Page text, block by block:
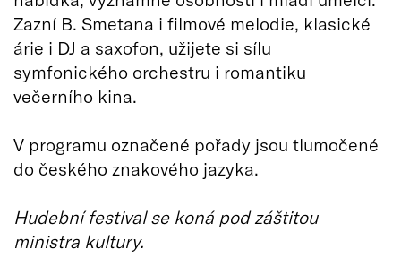
Zazní B. Smetana i filmové melodie, klasické
árie i DJ a saxofon, užijete si sílu
symfonického orchestru i romantiku
večerního kina.
V programu označené pořady jsou tlumočené
do českého znakového jazyka.
Hudební festival se koná pod záštitou
ministra kultury.